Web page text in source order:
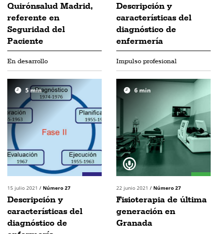
Quirónsalud Madrid,
referente en
Seguridad del
Paciente
Descripción y
características del
diagnóstico de
enfermería
En desarrollo
5 min
15 julio 2021 / Número 27
Descripción y
características del
diagnóstico de
Impulso profesional
6 min
22 junio 2021 / Número 27
Fisioterapia de última
generación en
Granada